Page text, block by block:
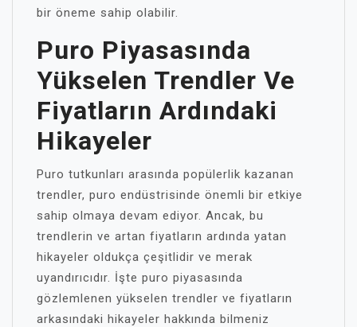
bir öneme sahip olabilir.
Puro Piyasasında
Yükselen Trendler Ve
Fiyatların Ardındaki
Hikayeler
Puro tutkunları arasında popülerlik kazanan
trendler, puro endüstrisinde önemli bir etkiye
sahip olmaya devam ediyor. Ancak, bu
trendlerin ve artan fiyatların ardında yatan
hikayeler oldukça çeşitlidir ve merak
uyandırıcıdır. İşte puro piyasasında
gözlemlenen yükselen trendler ve fiyatların
arkasındaki hikayeler hakkında bilmeniz